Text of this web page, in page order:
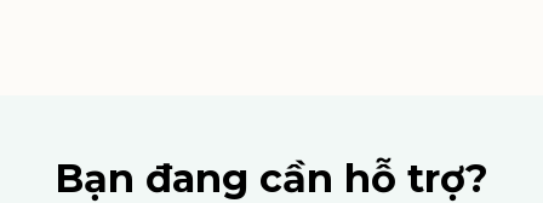
Bạn đang cần hỗ trợ?